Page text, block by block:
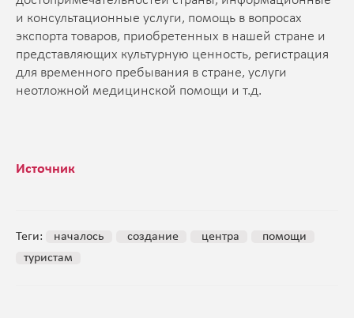
и консультационные услуги, помощь в вопросах
экспорта товаров, приобретенных в нашей стране и
представляющих культурную ценность, регистрация
для временного пребывания в стране, услуги
неотложной медицинской помощи и т.д.
Источник
Теги: началось создание центра
помощи
туристам